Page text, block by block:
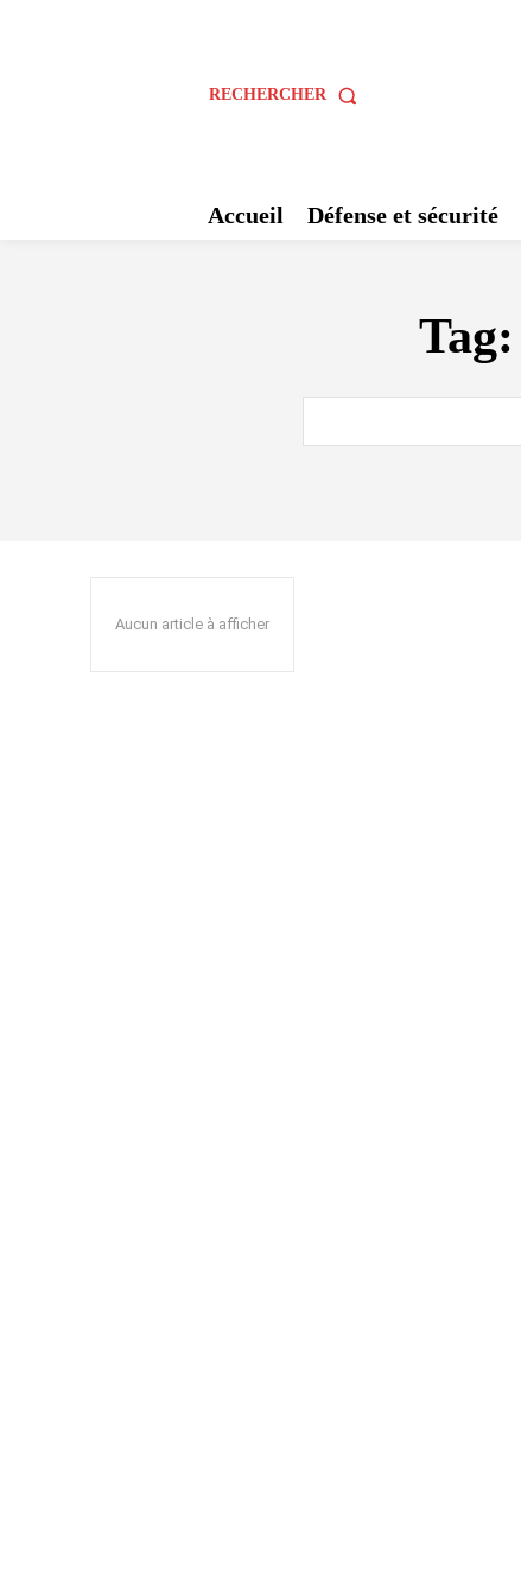
RECHERCHER
Accueil Défense et sécurité
Tag:
Aucun article à afficher